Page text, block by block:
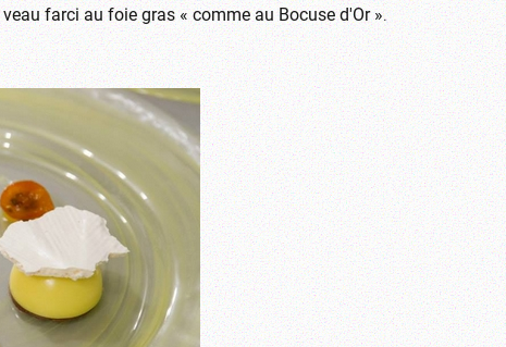
veau farci au foie gras « comme au Bocuse d'Or ».